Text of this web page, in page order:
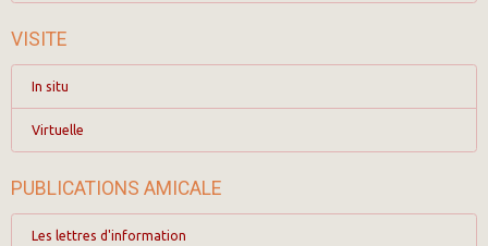
VISITE
In situ
Virtuelle
PUBLICATIONS AMICALE
Les lettres d'information